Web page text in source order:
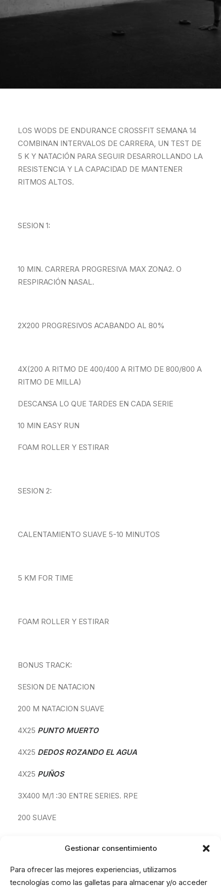
Gestionar consentimiento
Para ofrecer las mejores experiencias, utilizamos
tecnologías como las galletas para almacenar y/o acceder
LOS WODS DE ENDURANCE CROSSFIT SEMANA 14
COMBINAN INTERVALOS DE CARRERA, UN TEST DE
5 K Y NATACIÓN PARA SEGUIR DESARROLLANDO LA
RESISTENCIA Y LA CAPACIDAD DE MANTENER
RITMOS ALTOS.
SESION 1:
10 MIN. CARRERA PROGRESIVA MAX ZONA2. O
RESPIRACIÓN NASAL.
2X200 PROGRESIVOS ACABANDO AL 80%
4X(200 A RITMO DE 400/400 A RITMO DE 800/800 A
RITMO DE MILLA)
DESCANSA LO QUE TARDES EN CADA SERIE
10 MIN EASY RUN
FOAM ROLLER Y ESTIRAR
SESION 2:
CALENTAMIENTO SUAVE 5-10 MINUTOS
5 KM FOR TIME
FOAM ROLLER Y ESTIRAR
BONUS TRACK:
SESION DE NATACION
200 M NATACION SUAVE
4X25 PUNTO MUERTO
4X25 DEDOS ROZANDO EL AGUA
4X25 PUÑOS
3X400 M/1 :30 ENTRE SERIES. RPE
200 SUAVE